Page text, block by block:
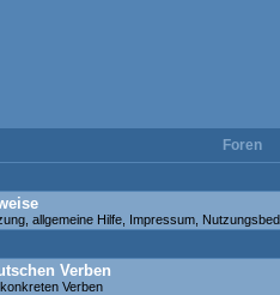
Foren
allgemeine Hilfe, Impressum,
Verben
Verben